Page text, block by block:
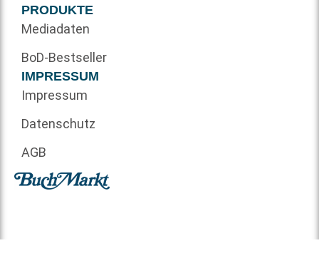
PRODUKTE
Mediadaten
BoD-Bestseller
IMPRESSUM
Impressum
Datenschutz
AGB